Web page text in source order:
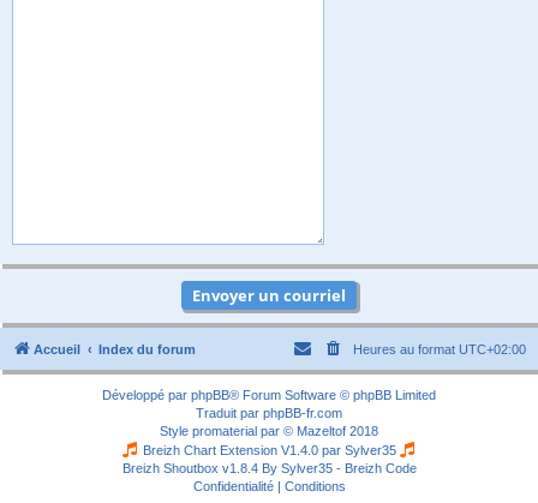
Accueil Index du forum Heures au format UTC+02:00
Développé par phpBB® Forum Software © phpBB Limited
Traduit par phpBB-fr.com
Style promaterial par © Mazeltof 2018
Breizh Chart Extension V1.4.0 par Sylver35
Breizh Shoutbox v1.8.4 By Sylver35 - Breizh Code
Confidentialité| Conditions